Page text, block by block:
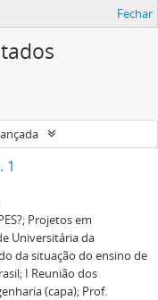
Fechar
1
Projetos em
Universitária da
da situação do ensino de
I Reunião dos
(capa); Prof.